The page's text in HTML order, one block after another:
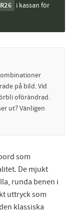
i kassan för
på bild. Vid
oförändrad.
ut? Vänligen
som
De mjukt
runda benen i
uttryck som
klassiska